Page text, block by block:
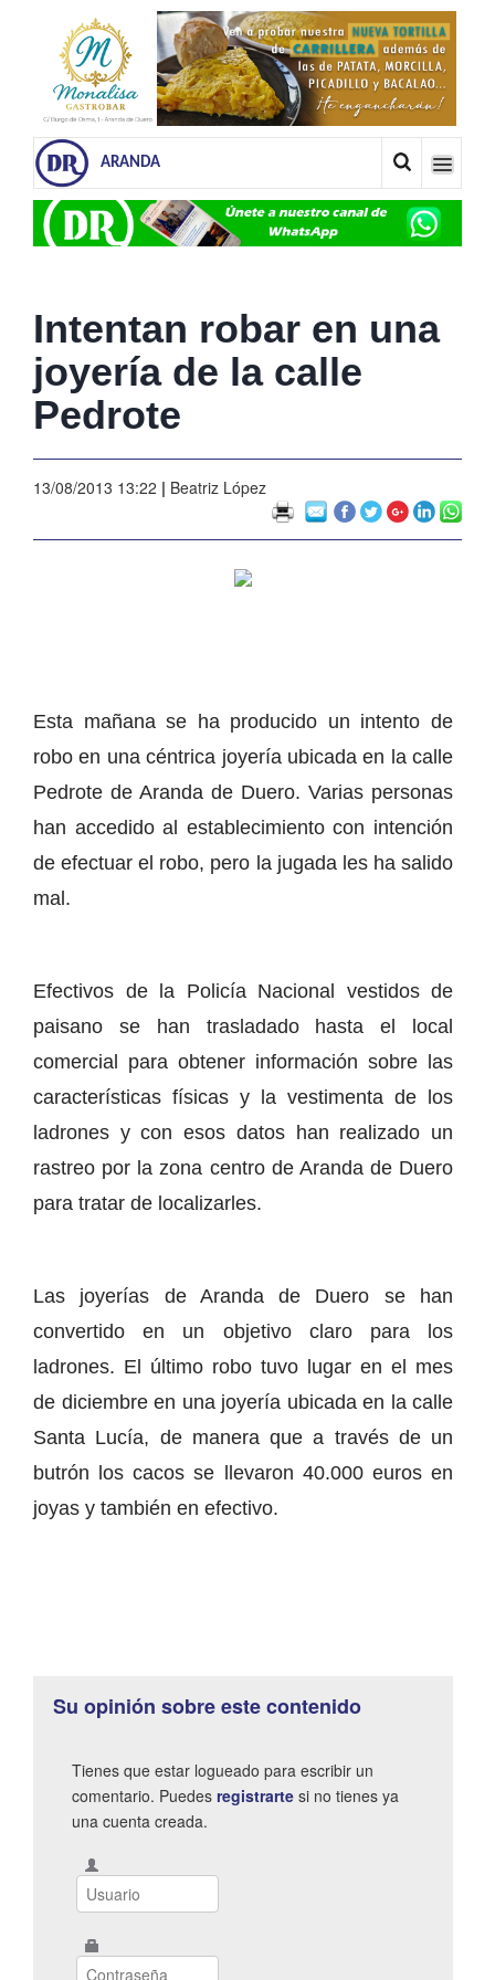
ARANDA
Intentan robar en una
joyería de la calle
Pedrote
13/08/2013 13:22 | Beatriz López
Esta mañana se ha producido un intento de
robo en una céntrica joyería ubicada en la calle
Pedrote de Aranda de Duero. Varias personas
han accedido al establecimiento con intención
de efectuar el robo, pero la jugada les ha salido
mal.
Efectivos de la Policía Nacional vestidos de
paisano se han trasladado hasta el local
comercial para obtener información sobre las
características físicas y la vestimenta de los
ladrones y con esos datos han realizado un
rastreo por la zona centro de Aranda de Duero
para tratar de localizarles.
Las joyerías de Aranda de Duero se han
convertido en un objetivo claro para los
ladrones. El último robo tuvo lugar en el mes
de diciembre en una joyería ubicada en la calle
Santa Lucía, de manera que a través de un
butrón los cacos se llevaron 40.000 euros en
joyas y también en efectivo.
Su opinión sobre este contenido
Tienes que estar logueado para escribir un
comentario. Puedes registrarte si no tienes ya
una cuenta creada.